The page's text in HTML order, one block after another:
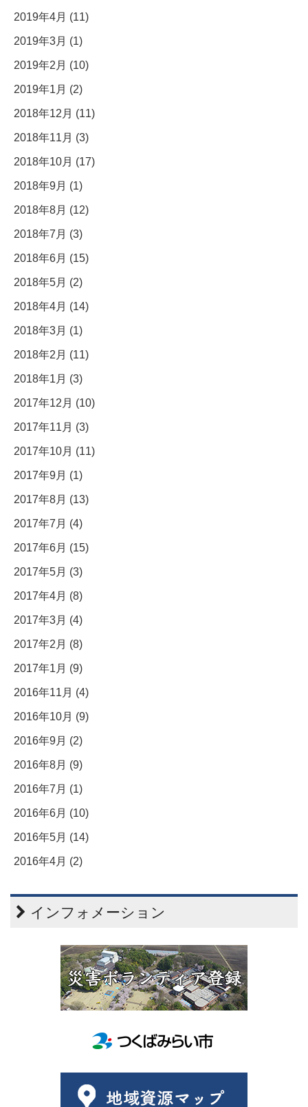
2019年4月 (11)
2019年3月 (1)
2019年2月 (10)
2019年1月 (2)
2018年12月 (11)
2018年11月 (3)
2018年10月 (17)
2018年9月 (1)
2018年8月 (12)
2018年7月 (3)
2018年6月 (15)
2018年5月 (2)
2018年4月 (14)
2018年3月 (1)
2018年2月 (11)
2018年1月 (3)
2017年12月 (10)
2017年11月 (3)
2017年10月 (11)
2017年9月 (1)
2017年8月 (13)
2017年7月 (4)
2017年6月 (15)
2017年5月 (3)
2017年4月 (8)
2017年3月 (4)
2017年2月 (8)
2017年1月 (9)
2016年11月 (4)
2016年10月 (9)
2016年9月 (2)
2016年8月 (9)
2016年7月 (1)
2016年6月 (10)
2016年5月 (14)
2016年4月 (2)
インフォメーション